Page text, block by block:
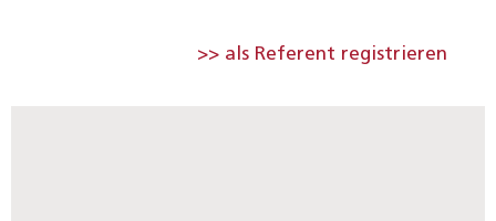
>> als Referent registrieren